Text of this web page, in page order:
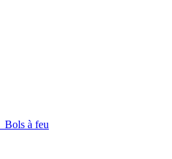
Bols à feu